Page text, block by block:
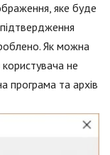
яке буде
Як можна
користувача не
програма та архів